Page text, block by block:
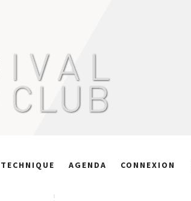
TECHNIQUE AGENDA CONNEXION